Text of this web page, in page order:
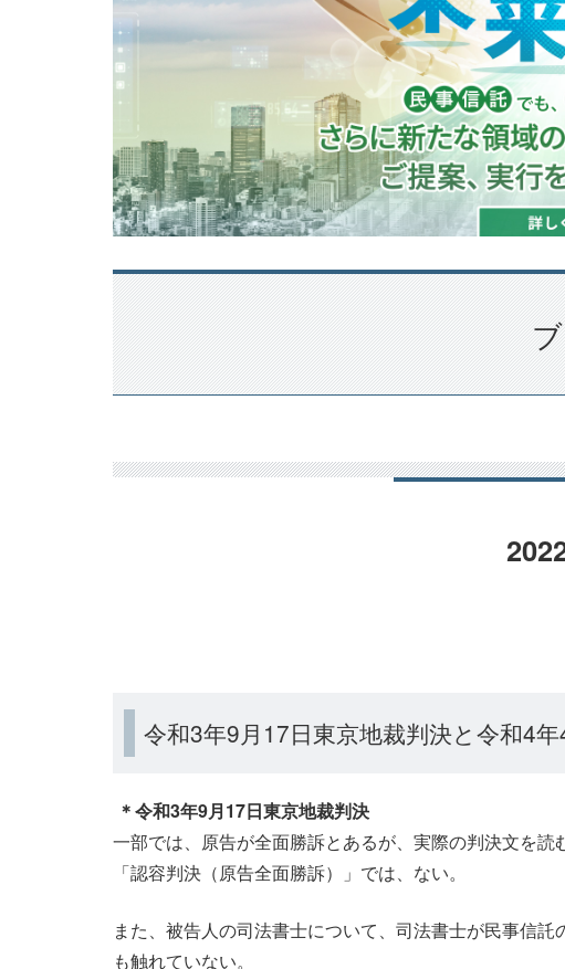
令和3年9月17日東京地裁判決と令和4
＊令和3年9月17日東京地裁判決
一部では、原告が全面勝訴とあるが、実際の判決文を読
「認容判決（原告全面勝訴）」では、ない。
また、被告人の司法書士について、司法書士が民事信
も触れていない。